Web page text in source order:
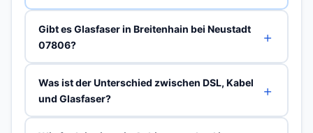
Gibt es Glasfaser in Breitenhain bei Neustadt
07806?
Was ist der Unterschied zwischen DSL, Kabel
und Glasfaser?